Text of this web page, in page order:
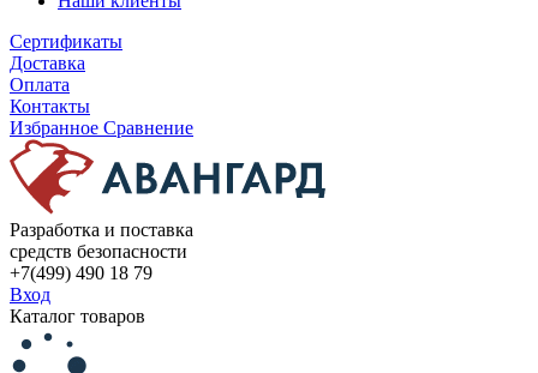
Сертификаты
Доставка
Оплата
Контакты
Избранное Сравнение
Разработка и поставка
средств безопасности
+7(499) 490 18 79
Вход
Каталог товаров